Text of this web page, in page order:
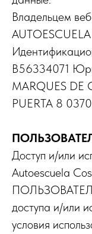
Владельцем
B56334071
MARQUES DE
PUERTA 8
Доступ и/или
Autoescuela
доступа и/или
условия